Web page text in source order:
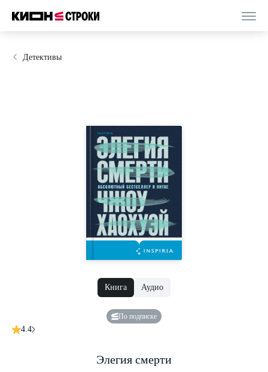
Детективы
Книга Аудио
По подписке
4.4
Элегия смерти